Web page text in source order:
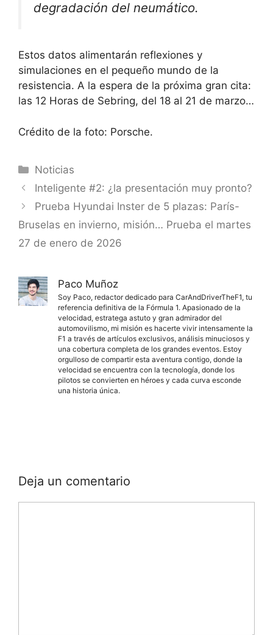
degradación del neumático.
Estos datos alimentarán reflexiones y
simulaciones en el pequeño mundo de la
resistencia. A la espera de la próxima gran cita:
las 12 Horas de Sebring, del 18 al 21 de marzo…
Crédito de la foto: Porsche.
Categorías
Noticias
Inteligente #2: ¿la presentación muy pronto?
Prueba Hyundai Inster de 5 plazas: París-
Bruselas en invierno, misión… Prueba el martes
27 de enero de 2026
Paco Muñoz
Soy Paco, redactor dedicado para CarAndDriverTheF1, tu
referencia definitiva de la Fórmula 1. Apasionado de la
velocidad, estratega astuto y gran admirador del
automovilismo, mi misión es hacerte vivir intensamente la
F1 a través de artículos exclusivos, análisis minuciosos y
una cobertura completa de los grandes eventos. Estoy
orgulloso de compartir esta aventura contigo, donde la
velocidad se encuentra con la tecnología, donde los
pilotos se convierten en héroes y cada curva esconde
una historia única.
Deja un comentario